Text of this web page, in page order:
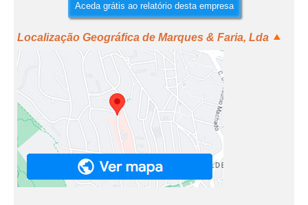
Aceda grátis ao relatório desta empresa
Localização Geográfica de Marques & Faria, Lda